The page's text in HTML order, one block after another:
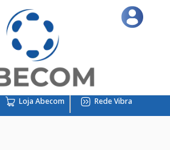
Loja Abecom Rede Vibra